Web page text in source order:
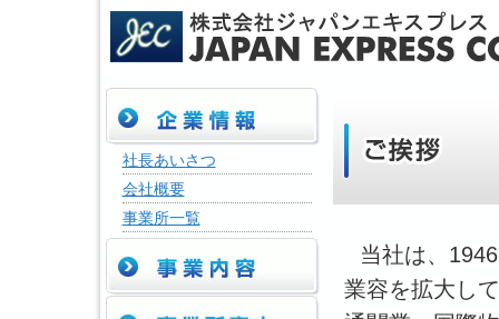
社長あいさつ
会社概要
事業所一覧
当社は、
業容を拡大し